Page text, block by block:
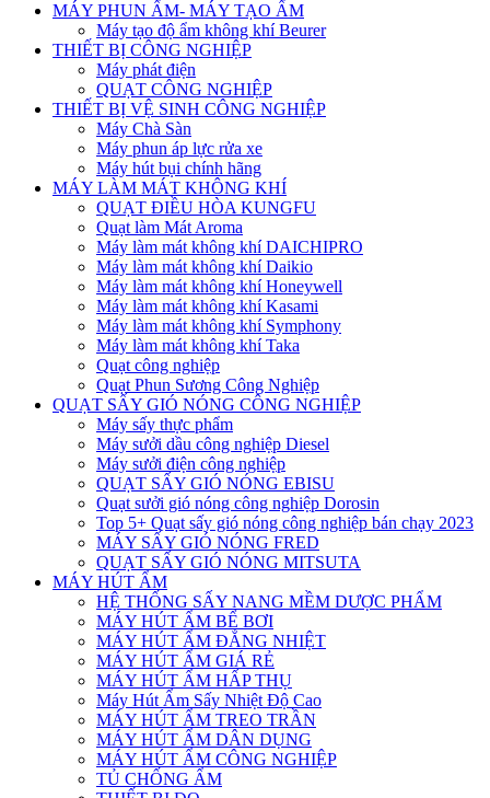
MÁY PHUN ẨM- MÁY TẠO ẨM
Máy tạo độ ẩm không khí Beurer
THIẾT BỊ CÔNG NGHIỆP
Máy phát điện
QUẠT CÔNG NGHIỆP
THIẾT BỊ VỆ SINH CÔNG NGHIỆP
Máy Chà Sàn
Máy phun áp lực rửa xe
Máy hút bụi chính hãng
MÁY LÀM MÁT KHÔNG KHÍ
QUẠT ĐIỀU HÒA KUNGFU
Quạt làm Mát Aroma
Máy làm mát không khí DAICHIPRO
Máy làm mát không khí Daikio
Máy làm mát không khí Honeywell
Máy làm mát không khí Kasami
Máy làm mát không khí Symphony
Máy làm mát không khí Taka
Quạt công nghiệp
Quạt Phun Sương Công Nghiệp
QUẠT SẤY GIÓ NÓNG CÔNG NGHIỆP
Máy sấy thực phẩm
Máy sưởi dầu công nghiệp Diesel
Máy sưởi điện công nghiệp
QUẠT SẤY GIÓ NÓNG EBISU
Quạt sưởi gió nóng công nghiệp Dorosin
Top 5+ Quạt sấy gió nóng công nghiệp bán chạy 2023
MÁY SẤY GIÓ NÓNG FRED
QUẠT SẤY GIÓ NÓNG MITSUTA
MÁY HÚT ẨM
HỆ THỐNG SẤY NANG MỀM DƯỢC PHẨM
MÁY HÚT ẨM BỂ BƠI
MÁY HÚT ẨM ĐẲNG NHIỆT
MÁY HÚT ẨM GIÁ RẺ
MÁY HÚT ẨM HẤP THỤ
Máy Hút Ẩm Sấy Nhiệt Độ Cao
MÁY HÚT ẨM TREO TRẦN
MÁY HÚT ẨM DÂN DỤNG
MÁY HÚT ẨM CÔNG NGHIỆP
TỦ CHỐNG ẨM